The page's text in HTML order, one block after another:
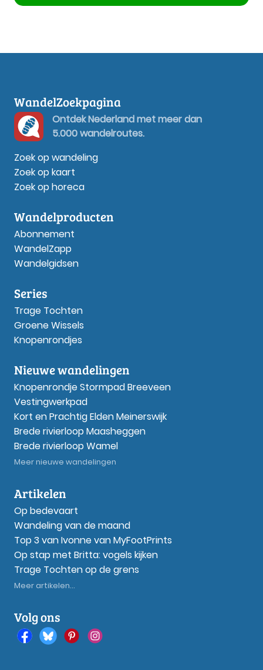
WandelZoekpagina
Ontdek Nederland met meer dan
5.000 wandelroutes.
Zoek op wandeling
Zoek op kaart
Zoek op horeca
Wandelproducten
Abonnement
WandelZapp
Wandelgidsen
Series
Trage Tochten
Groene Wissels
Knopenrondjes
Nieuwe wandelingen
Knopenrondje Stormpad Breeveen
Vestingwerkpad
Kort en Prachtig Elden Meinerswijk
Brede rivierloop Maasheggen
Brede rivierloop Wamel
Meer nieuwe wandelingen
Artikelen
Op bedevaart
Wandeling van de maand
Top 3 van Ivonne van MyFootPrints
Op stap met Britta: vogels kijken
Trage Tochten op de grens
Meer artikelen...
Volg ons